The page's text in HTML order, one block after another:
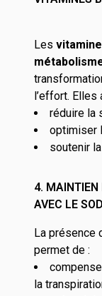
Les
l’effort. Elles
réduire la
optimiser
soutenir
4. MAINTIEN
AVEC LE
La présence
permet de :
la